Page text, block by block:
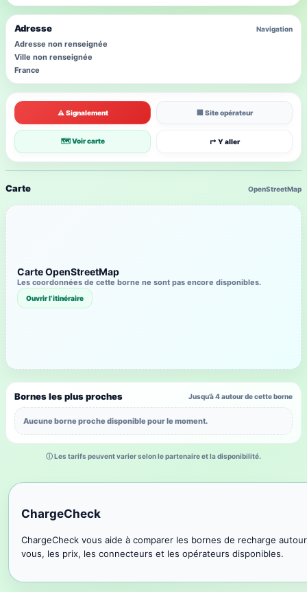
Carte OpenStreetMap
Carte OpenStreetMap
Les coordonnées de cette borne ne sont pas encore disponibles.
Ouvrir l’itinéraire
Bornes les plus proches Jusqu’à 4 autour de cette borne
Aucune borne proche disponible pour le moment.
⚠ Signalement 🏢 Site opérateur
🗺 Voir carte ↱ Y aller
Adresse Navigation
Adresse non renseignée
Ville non renseignée
France
ⓘ Les tarifs peuvent varier selon le partenaire et la disponibilité.
ChargeCheck
ChargeCheck vous aide à comparer les bornes de recharge
vous, les prix, les connecteurs et les opérateurs disponibles.